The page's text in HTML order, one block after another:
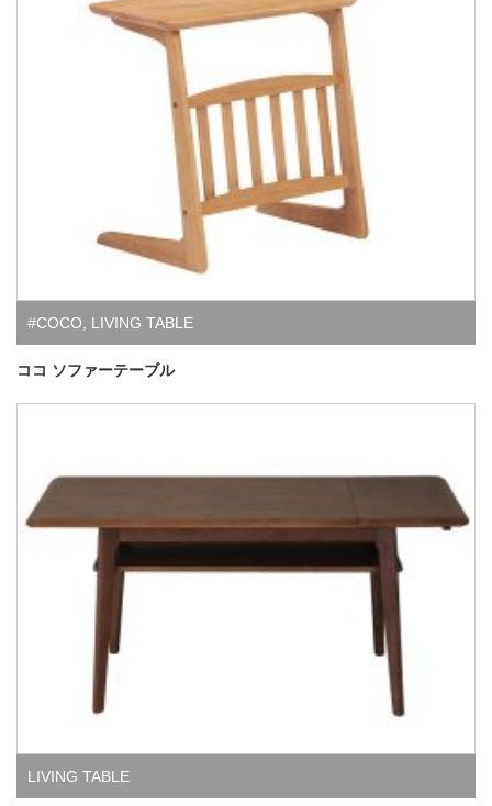
#COCO LIVING TABLE
ココ ソファーテーブル
LIVING TABLE